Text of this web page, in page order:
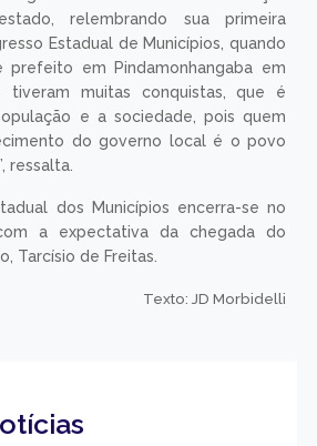
relembrando sua primeira
Estadual de Municípios, quando
em Pindamonhangaba em
tiveram muitas conquistas, que é
e a sociedade, pois quem
do governo local é o povo
ressalta.
dos Municípios encerra-se no
a expectativa da chegada do
Tarcísio de Freitas.
Texto: JD Morbidelli